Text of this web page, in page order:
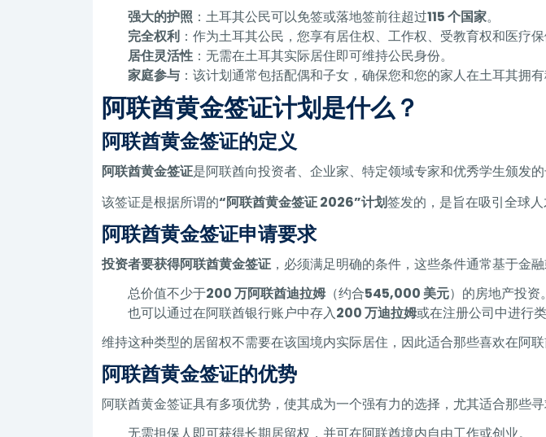
强大的护照 ：土耳其公民可以免签或落地签前往超过115 个国家。
完全权利 ：作为土耳其公民，您享有居住权、工作权、受教育权和医疗
居住灵活性 ：无需在土耳其实际居住即可维持公民身份。
家庭参与 ：该计划通常包括配偶和子女，确保您和您的家人在土耳其拥有
阿联酋黄金签证计划是什么？
阿联酋黄金签证的定义
阿联酋黄金签证是阿联酋向投资者、企业家、特定领域专家和优秀学生颁发
该签证是根据所谓的“阿联酋黄金签证 2026”计划签发的，是旨在吸引全球
阿联酋黄金签证申请要求
投资者要获得阿联酋黄金签证 ，必须满足明确的条件，这些条件通常基于金
总价值不少于200 万阿联酋迪拉姆 （约合545,000 美元）的房地产投资。
也可以通过在阿联酋银行账户中存入200 万迪拉姆或在注册公司中进行
维持这种类型的居留权不需要在该国境内实际居住，因此适合那些喜欢在阿联
阿联酋黄金签证的优势
阿联酋黄金签证具有多项优势，使其成为一个强有力的选择，尤其适合那些